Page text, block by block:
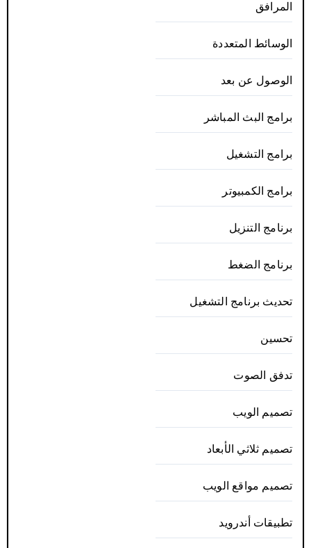
المرافق
الوسائط المتعددة
الوصول عن بعد
برامج البث المباشر
برامج التشغيل
برامج الكمبيوتر
برنامج التنزيل
برنامج الضغط
تحديث برنامج التشغيل
تحسين
تدفق الصوت
تصميم الويب
تصميم ثلاثي الأبعاد
تصميم مواقع الويب
تطبيقات أندرويد